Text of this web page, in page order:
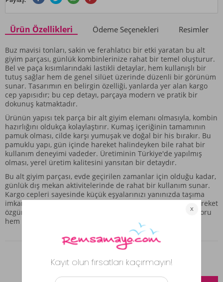
Ürün Özellikleri Ödeme Seçenekleri Resimler
Buz mavisi tonları, sakin ve ferahlatıcı bir etki yaratan bu alt
giyim parçası, günlük kombinlerinize rahat bir temel oluşturur.
Bel ve paça kısımlarındaki lastikli detaylar, hem kullanışlı bir
tutuş sağlar hem de genel silüet üzerinde düzenli bir görünüm
sunar. Tasarımın en belirgin özelliği, yanlarda yer alan kargo
cep yapısıdır; bu cep detayı, parçaya modern ve pratik bir
dokunuş katmaktadır.
Ürünün yapısı tek parça bir alt giyim elemanı olmasıyla, kombin
hazırlığını oldukça kolaylaştırır. Kumaş içeriğinin tamamının
pamuk olması, cilde karşı yumuşak ve doğal bir his bırakır. Bu
pamuklu yapı, gün içinde hareket halindeyken bile rahat bir
kullanım deneyimi vadeder. Üretiminin Türkiye'de yapılmış
olması, yerel üretim kalitesini yansıtan bir detaydır.
Bu alt giyim parçası, evde geçirilen zamanlar için olduğu kadar,
günlük dış mekan aktivitelerinde de rahat bir kullanım sunar.
Kargo cepleri sayesinde küçük eşyalarınızı yanınızda taşıma
imkanı bulabilirken, genel olarak rahat kesimi gün boyu hareket
özgürlüğü sağlar. Remsa Mayo'nun sunduğu bu, hem konforu
hem de kullanışlılığı bir arada sunmayı amaçlar.
Benzer Ürünler